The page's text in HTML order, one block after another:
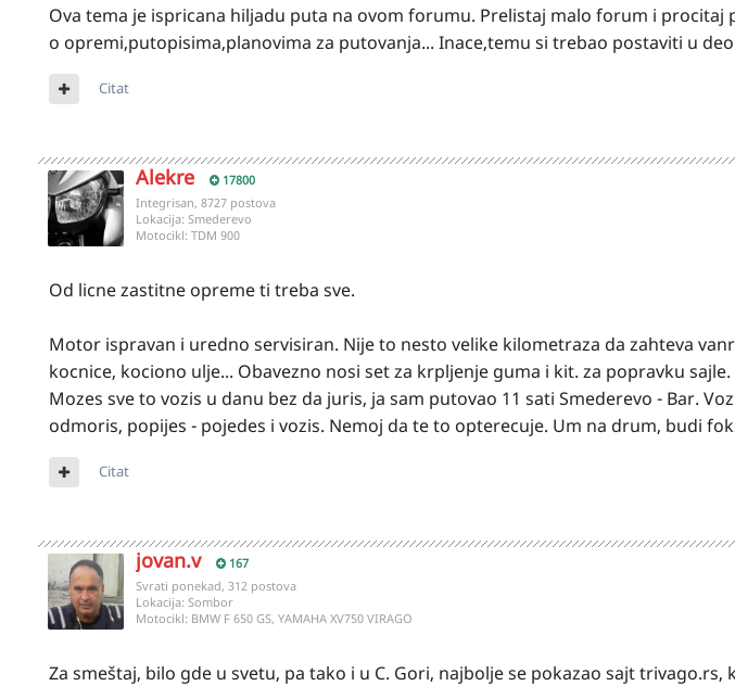
Ova tema je ispricana hiljadu puta na ovom forumu. Prelistaj malo forum i procitaj
o opremi,putopisima,planovima za putovanja... Inace,temu si trebao postaviti u deo
Citat
Alekre 17800
Integrisan, 8727 postova
Lokacija: Smederevo
Motocikl: TDM 900
Od licne zastitne opreme ti treba sve.
Motor ispravan i uredno servisiran. Nije to nesto velike kilometraza da zahteva
kocnice, kociono ulje... Obavezno nosi set za krpljenje guma i kit. za popravku sajle.
Mozes sve to vozis u danu bez da juris, ja sam putovao 11 sati Smederevo - Bar.
odmoris, popijes - pojedes i vozis. Nemoj da te to opterecuje. Um na drum, budi
Citat
jovan.v 167
Svrati ponekad, 312 postova
Lokacija: Sombor
Motocikl: BMW F 650 GS, YAMAHA XV750 VIRAGO
Za smeštaj, bilo gde u svetu, pa tako i u C. Gori, najbolje se pokazao sajt trivago.rs,